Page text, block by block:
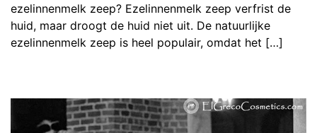
ezelinnenmelk zeep? Ezelinnenmelk zeep verfrist de
huid, maar droogt de huid niet uit. De natuurlijke
ezelinnenmelk zeep is heel populair, omdat het […]